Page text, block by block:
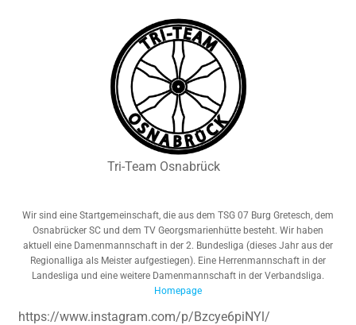
Tri-Team Osnabrück
Wir sind eine Startgemeinschaft, die aus dem TSG 07 Burg Gretesch, dem
Osnabrücker SC und dem TV Georgsmarienhütte besteht. Wir haben
aktuell eine Damenmannschaft in der 2. Bundesliga (dieses Jahr aus der
Regionalliga als Meister aufgestiegen). Eine Herrenmannschaft in der
Landesliga und eine weitere Damenmannschaft in der Verbandsliga.
Homepage
https://www.instagram.com/p/Bzcye6piNYl/